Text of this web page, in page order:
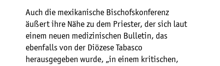
Auch die mexikanische Bischofskonferenz
äußert ihre Nähe zu dem Priester, der sich laut
einem neuen medizinischen Bulletin, das
ebenfalls von der Diözese Tabasco
herausgegeben wurde, „in einem kritischen,